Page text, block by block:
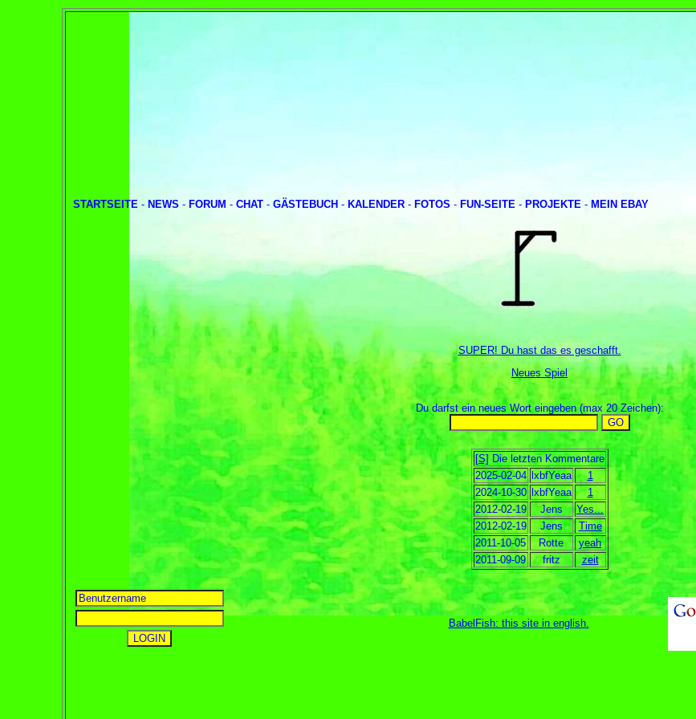
STARTSEITE - NEWS - FORUM - CHAT - GÄSTEBUCH - KALENDER - FOTOS - FUN-SEITE - PROJEKTE - MEIN EBAY
SUPER! Du hast das es geschafft.
Neues Spiel
Du darfst ein neues Wort eingeben (max 20 Zeichen):
[S] Die letzten Kommentare
2025-02-04
lxbfYeaa
1
2024-10-30
lxbfYeaa
1
2012-02-19
Jens
Yes...
2012-02-19
Jens
Time
2011-10-05
Rotte
yeah
2011-09-09
fritz zeit
BabelFish: this site in english.